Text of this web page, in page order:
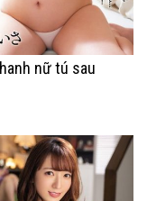
nữ tú sau